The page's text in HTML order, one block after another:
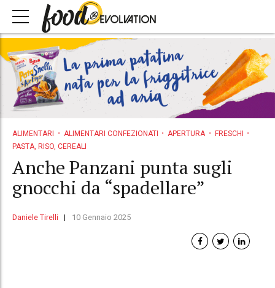
ALIMENTARI ALIMENTARI CONFEZIONATI APERTURA
FRESCHI
PASTA, RISO, CEREALI
Anche Panzani punta sugli
gnocchi da “spadellare”
Daniele Tirelli 10 Gennaio 2025